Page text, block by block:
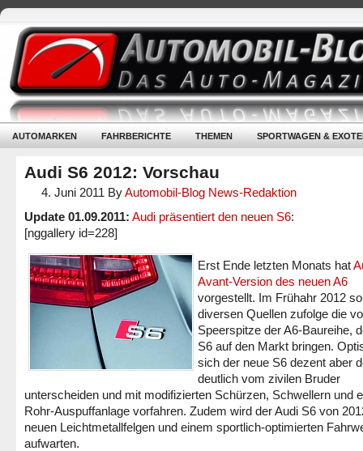
AUTOMARKEN FAHRBERICHTE THEMEN SPORTWAGEN &
Audi S6 2012: Vorschau
4. Juni 2011 ByAutomobil-Blog News-Redaktion
Update 01.09.2011: Audi präsentiert den neuen S6:
[nggallery id=228]
Erst Ende letzten Monats hat
Avant-Version des neuen A6
vorgestellt. Im Frühahr 2012
diversen Quellen zufolge die
Speerspitze der A6-Baureihe,
S6 auf den Markt bringen.
sich der neue S6 dezent aber
deutlich vom zivilen Bruder
unterscheiden und mit modifizierten Schürzen, Schwellern und
Rohr-Auspuffanlage vorfahren. Zudem wird der Audi S6 von
neuen Leichtmetallfelgen und einem sportlich-optimierten
aufwarten.